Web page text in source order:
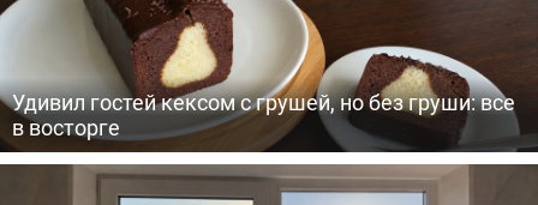
Удивил гостей кексом с грушей, но без груши: все
в восторге